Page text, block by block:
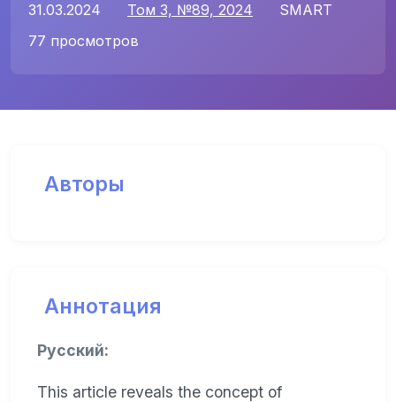
31.03.2024 Том 3, №89, 2024
SMART
77 просмотров
Авторы
Аннотация
Русский:
This article reveals the concept of